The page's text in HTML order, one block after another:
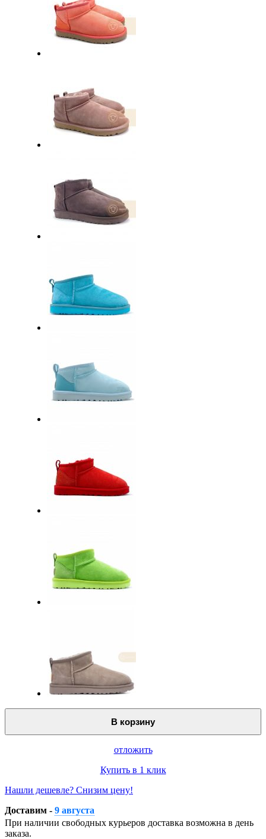
В корзину
отложить
Купить в 1 клик
Нашли дешевле? Снизим цену!
Доставим - 9 августа
При наличии свободных курьеров доставка возможна в день
заказа.